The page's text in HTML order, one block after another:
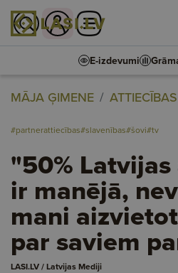
E-izdevumi
MĀJA ĢIMENE ATTIECĪBAS
#partnerattiecības#slavenības#šovi#tv
"50%
ir manējā,
mani
par saviem
LASI.LV / Latvijas Mediji